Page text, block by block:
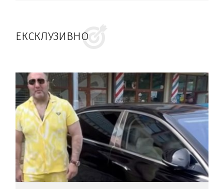
ЕКСКЛУЗИВНО